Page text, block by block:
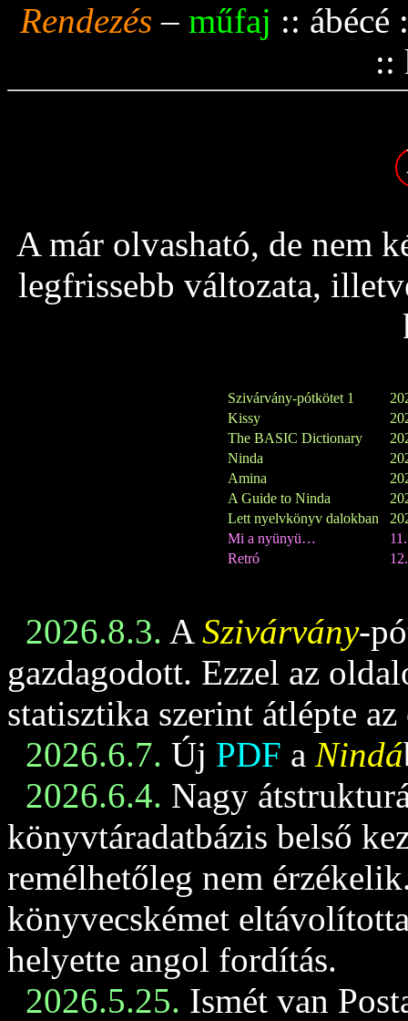
Rendezés – műfaj :: ábécé
::
A már olvasható, de nem
legfrissebb változata,
Szivárvány-pótkötet 1
Kissy
The BASIC Dictionary
Ninda
Amina
A Guide to Ninda
Lett nyelvkönyv dalokban
Mi a nyünyü…
Retró
2026.8.3. A Szivárvány-
gazdagodott. Ezzel az
statisztika szerint átlépte
2026.6.7. Új PDF a Nindá
2026.6.4. Nagy
könyvtáradatbázis belső
remélhetőleg nem
könyvecskémet
helyette angol fordítás.
2026.5.25. Ismét van